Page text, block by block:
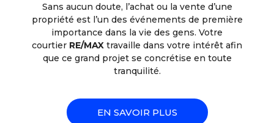
Sans aucun doute, l’achat ou la vente d’une
propriété est l’un des événements de première
importance dans la vie des gens. Votre
courtier RE/MAX travaille dans votre intérêt afin
que ce grand projet se concrétise en toute
tranquilité.
EN SAVOIR PLUS